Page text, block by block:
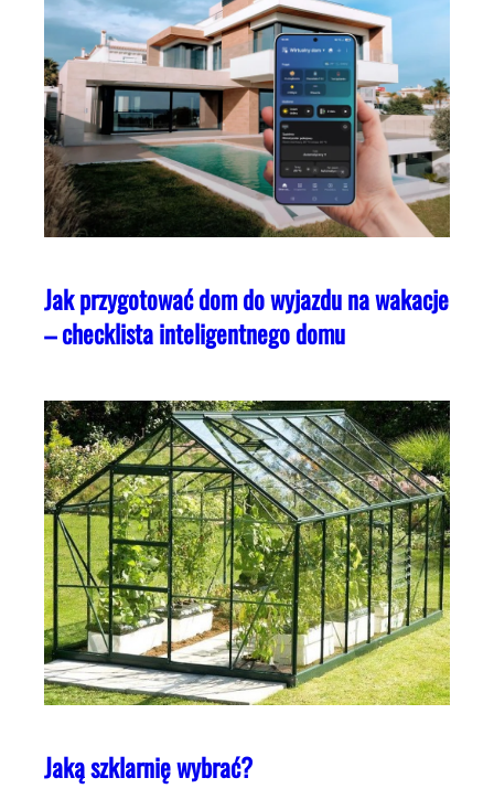
Jak przygotować dom do wyjazdu na wakacje
– checklista inteligentnego domu
Jaką szklarnię wybrać?